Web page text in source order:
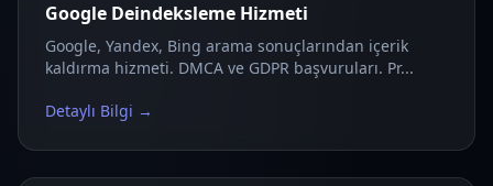
Google Deindeksleme Hizmeti
Google, Yandex, Bing arama sonuçlarından içerik
kaldırma hizmeti. DMCA ve GDPR başvuruları. Pr...
Detaylı Bilgi →